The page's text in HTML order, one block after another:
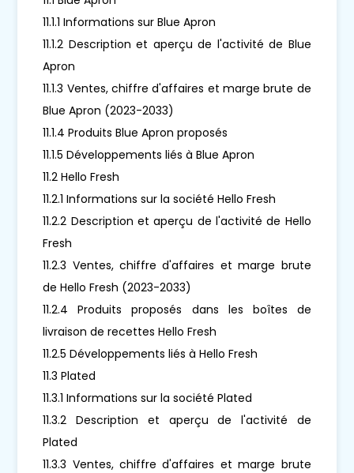
11.1.1 Informations sur Blue Apron
11.1.2 Description et aperçu de l'activité de Blue
Apron
11.1.3 Ventes, chiffre d'affaires et marge brute de
Blue Apron (2023-2033)
11.1.4 Produits Blue Apron proposés
11.1.5 Développements liés à Blue Apron
11.2 Hello Fresh
11.2.1 Informations sur la société Hello Fresh
11.2.2 Description et aperçu de l'activité de Hello
Fresh
11.2.3 Ventes, chiffre d'affaires et marge brute
de Hello Fresh (2023-2033)
11.2.4 Produits proposés dans les boîtes de
livraison de recettes Hello Fresh
11.2.5 Développements liés à Hello Fresh
11.3 Plated
11.3.1 Informations sur la société Plated
11.3.2 Description et aperçu de l'activité de
Plated
11.3.3 Ventes, chiffre d'affaires et marge brute